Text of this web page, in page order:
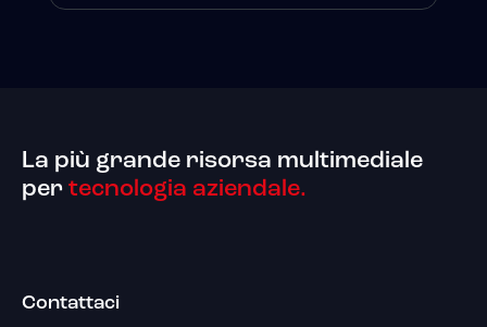
La più grande risorsa multimediale
per tecnologia aziendale.
Contattaci